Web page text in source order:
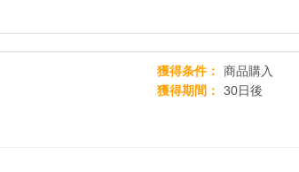
獲得条件
商品購入
獲得期間
30日後